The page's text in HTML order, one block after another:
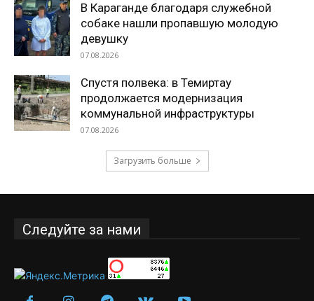
В Караганде благодаря служебной
собаке нашли пропавшую молодую
девушку
07.08.2026
Спустя полвека: в Темиртау
продолжается модернизация
коммунальной инфраструктуры
07.08.2026
Загрузить больше
Следуйте за нами